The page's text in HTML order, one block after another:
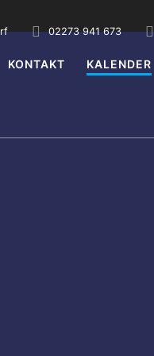
02273 941 673
KONTAKT KALENDER